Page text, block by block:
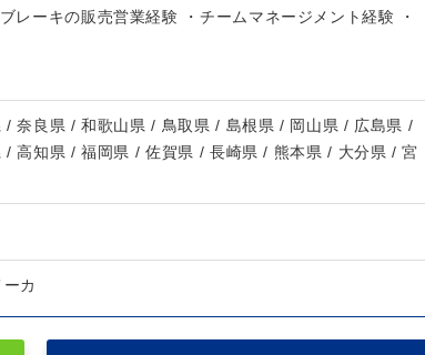
レーキの販売営業経験 ・チームマネージメント経験 ・
奈良県 / 和歌山県 / 鳥取県 / 島根県 / 岡山県 / 広島県 /
高知県 / 福岡県 / 佐賀県 / 長崎県 / 熊本県 / 大分県 / 宮
カ